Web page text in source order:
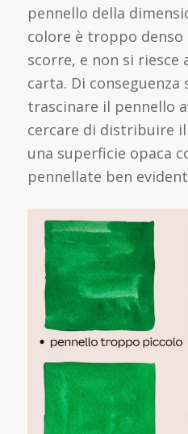
pennello della
colore è troppo
scorre, e non si riesce
carta. Di
trascinare il pennello
cercare di distribuire
una superficie opaca
pennellate ben